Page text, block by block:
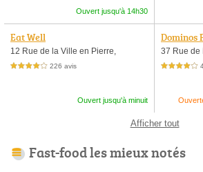
Ouvert jusqu'à 14h30
Eat Well
12 Rue de la Ville en Pierre,
4,0 étoiles sur 5 226 avis
Ouvert jusqu'à minuit
Dominos
37 Rue de
4,0 étoiles sur 5
Afficher tout
Fast-food les mieux notés